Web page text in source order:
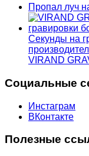
Пропал луч
Секунды на
VIRAND
Социальные
Инстаграм
ВКонтакте
Полезные